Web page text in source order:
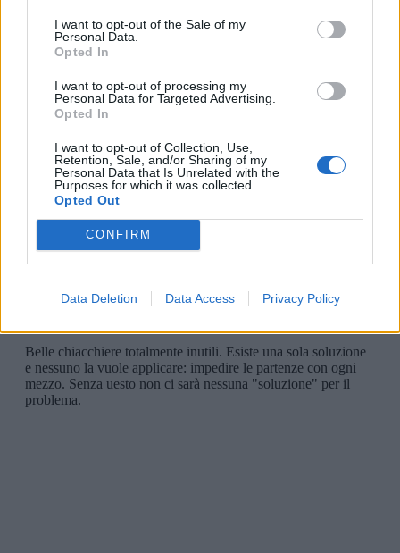
I want to opt-out of the Sale of my
Personal Data.
Opted In
I want to opt-out of processing my
Personal Data for Targeted Advertising.
Opted In
I want to opt-out of Collection, Use,
Retention, Sale, and/or Sharing of my
Personal Data that Is Unrelated with the
Purposes for which it was collected.
Opted Out
CONFIRM
Data Deletion Data Access Privacy Policy